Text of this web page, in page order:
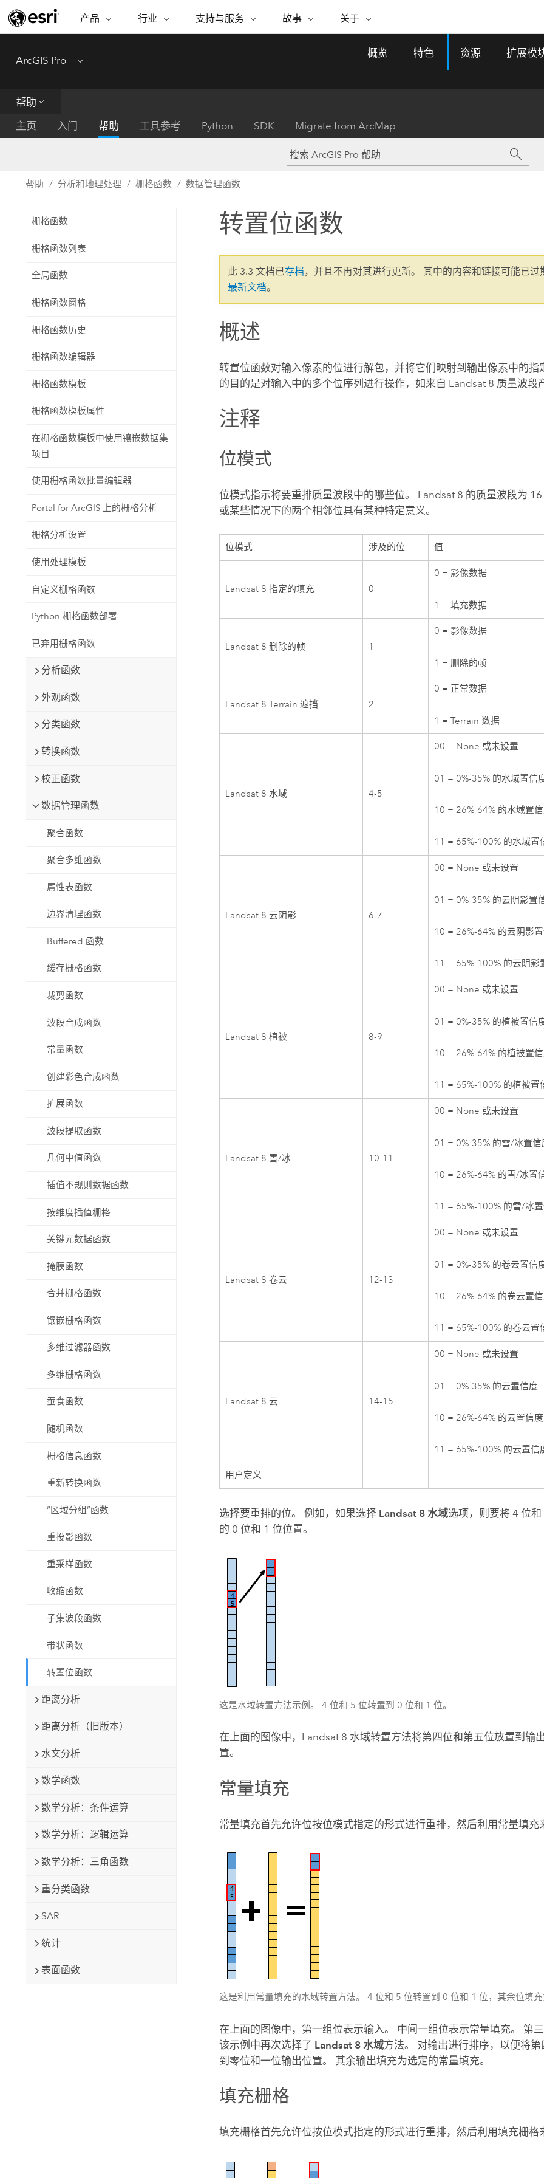
产品
ARCGIS
完整的 SaaS 制图平台
ArcGIS Enterprise
构建制图和空间分析应用程序
功能
将位置引入分析
集成、编辑和共享空间数据
Esri 产品、合作伙伴产品和开发
行业
行业
保护
能源公用事业
州和地方政府
电信
交通运输
专题倡议
基础设施管理
者了解基础设施工程与周围环境的关系。
探索基础设施管理
支持与服务
支持与服务 自助服务
文档
My Esri
故事
ESRI 故事
现实世界的全球 GIS 创新
客
行业新闻和 ArcGIS 更新
所有故事
关于
关于 ESRI
合作伙伴
招贤纳士
ArcGIS Pro Menu
概览 特色 资源 扩展模
帮助
主页
入门 帮助 工具参考 Python SDK Migrate from ArcMap
帮助 分析和地理处理 栅格函数 数据管理函数
栅格函数
栅格函数列表
全局函数
栅格函数窗格
栅格函数历史
栅格函数编辑器
栅格函数模板
栅格函数模板属性
在栅格函数模板中使用镶嵌数据集
项目
使用栅格函数批量编辑器
Portal for ArcGIS 上的栅格分析
栅格分析设置
使用处理模板
自定义栅格函数
Python 栅格函数部署
已弃用栅格函数
分析函数
外观函数
分类函数
转换函数
校正函数
数据管理函数
聚合函数
聚合多维函数
属性表函数
边界清理函数
Buffered 函数
缓存栅格函数
裁剪函数
波段合成函数
常量函数
创建彩色合成函数
扩展函数
波段提取函数
几何中值函数
插值不规则数据函数
按维度插值栅格
关键元数据函数
掩膜函数
合并栅格函数
镶嵌栅格函数
多维过滤器函数
多维栅格函数
蚕食函数
随机函数
栅格信息函数
重新转换函数
“区域分组”函数
重投影函数
重采样函数
收缩函数
子集波段函数
带状函数
转置位函数
距离分析
距离分析（旧版本）
水文分析
数学函数
数学分析：条件运算
数学分析：逻辑运算
数学分析：三角函数
重分类函数
SAR
统计
表面函数
转置位函数
此 3.3 文档已存档，并且不再对其进行更新。 其中的内容和链接可能已
最新文档。
概述
转置位函数对输入像素的位进行解包，并将它们映射到输出像素中的指
的目的是对输入中的多个位序列进行操作，如来自 Landsat 8 质量波段
注释
位模式
位模式指示将要重排质量波段中的哪些位。 Landsat 8 的质量波段为
或某些情况下的两个相邻位具有某种特定意义。
位模式 涉及的位 值
Landsat 8 指定的填充 0
0 = 影像数据
1 = 填充数据
Landsat 8 删除的帧 1
0 = 影像数据
1 = 删除的帧
Landsat 8 Terrain 遮挡 2
0 = 正常数据
1 = Terrain 数据
Landsat 8 水域 4-5
00 = None 或未设置
01 = 0%-35% 的水域置信
10 = 26%-64% 的水域置
11 = 65%-100% 的水域置
Landsat 8 云阴影 6-7
00 = None 或未设置
01 = 0%-35% 的云阴影置
10 = 26%-64% 的云阴影
11 = 65%-100% 的云阴影
Landsat 8 植被 8-9
00 = None 或未设置
01 = 0%-35% 的植被置信
10 = 26%-64% 的植被置
11 = 65%-100% 的植被置
Landsat 8 雪/冰 10-11
00 = None 或未设置
01 = 0%-35% 的雪/冰置信
10 = 26%-64% 的雪/冰置
11 = 65%-100% 的雪/冰
Landsat 8 卷云 12-13
00 = None 或未设置
01 = 0%-35% 的卷云置信
10 = 26%-64% 的卷云置
11 = 65%-100% 的卷云置
Landsat 8 云 14-15
00 = None 或未设置
01 = 0%-35% 的云置信度
10 = 26%-64% 的云置信度
11 = 65%-100% 的云置信
用户定义
选择要重排的位。 例如，如果选择 Landsat 8 水域选项，则要将 4 位
的 0 位和 1 位位置。
这是水域转置方法示例。 4 位和 5 位转置到 0 位和 1 位。
在上面的图像中，Landsat 8 水域转置方法将第四位和第五位放置到输
置。
常量填充
常量填充首先允许位按位模式指定的形式进行重排，然后利用常量填充
这是利用常量填充的水域转置方法。 4 位和 5 位转置到 0 位和 1 位，其余位填
在上面的图像中，第一组位表示输入。 中间一组位表示常量填充。 第
该示例中再次选择了 Landsat 8 水域方法。 对输出进行排序，以便将
到零位和一位输出位置。 其余输出填充为选定的常量填充。
填充栅格
填充栅格首先允许位按位模式指定的形式进行重排，然后利用填充栅格